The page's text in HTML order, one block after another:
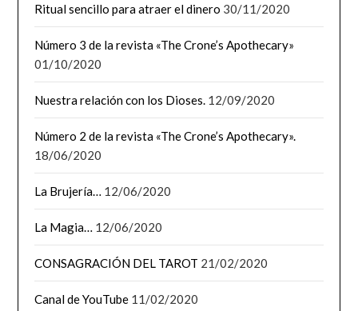
Ritual sencillo para atraer el dinero 30/11/2020
Número 3 de la revista «The Crone’s Apothecary»
01/10/2020
Nuestra relación con los Dioses. 12/09/2020
Número 2 de la revista «The Crone’s Apothecary».
18/06/2020
La Brujería… 12/06/2020
La Magia… 12/06/2020
CONSAGRACIÓN DEL TAROT 21/02/2020
Canal de YouTube 11/02/2020